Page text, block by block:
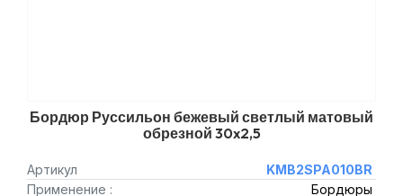
Бордюр Руссильон бежевый светлый матовый
обрезной 30x2,5
Артикул
KMB2SPA010BR
Применение :
Бордюры